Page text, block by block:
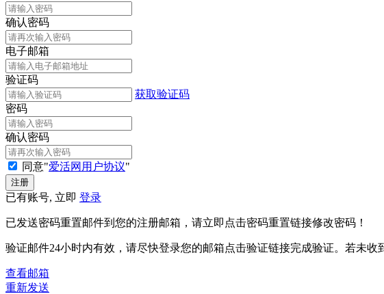
确认密码
电子邮箱
验证码
获取验证码
密码
确认密码
同意"爱活网用户协议"
已有账号, 立即 登录
已发送密码重置邮件到您的注册邮箱，请立即点击密码重置链接修改密码！
验证邮件24小时内有效，请尽快登录您的邮箱点击验证链接完成验证。若未收
查看邮箱
重新发送